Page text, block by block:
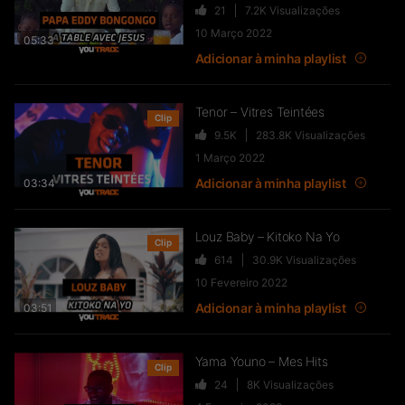
DOZELBY feat INOYA – AU’SCOUR
50 6KVisualizações
PULGA – Sorcellerie
102 10.8KVisualizações
Afara Tsena – Jalousie
13.8K 2.7M
Courageux Le Fort –
Reconnaissance
05:33
21 7.2K Visualizações
10 Março 2022
Adicionar à minha playlist
03:34
Clip Tenor – Vitres Teintées
9.5K 283.8K Visualizações
1 Março 2022
Adicionar à minha playlist
03:51
Clip Louz Baby – Kitoko Na Yo
614 30.9K Visualizações
10 Fevereiro 2022
Adicionar à minha playlist
Clip Yama Youno – Mes Hits
24 8K Visualizações